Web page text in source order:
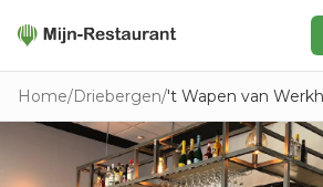
Zoeken
In de buurt
Ontdek
Home/Driebergen/'t Wapen van